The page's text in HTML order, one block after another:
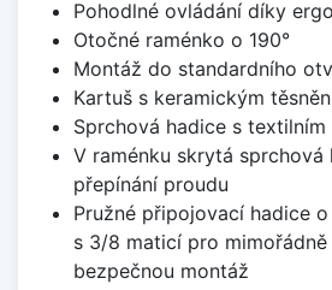
Pohodlné ovládání díky
Otočné raménko o 190°
Montáž do standardního
Kartuš s keramickým
Sprchová hadice s textilním
V raménku skrytá
přepínání proudu
Pružné připojovací hadice
s 3/8 maticí pro mimořádně
bezpečnou montáž